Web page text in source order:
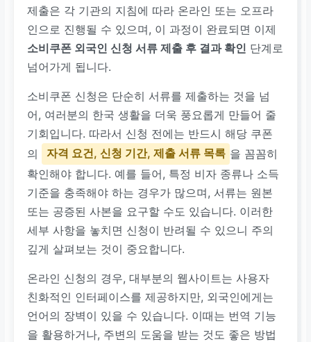
제출은 각 기관의 지침에 따라 온라인 또는 오프라
인으로 진행될 수 있으며, 이 과정이 완료되면 이제
소비쿠폰 외국인 신청 서류 제출 후 결과 확인 단계로
넘어가게 됩니다.
소비쿠폰 신청은 단순히 서류를 제출하는 것을 넘
어, 여러분의 한국 생활을 더욱 풍요롭게 만들어 줄
기회입니다. 따라서 신청 전에는 반드시 해당 쿠폰
의
자격 요건, 신청 기간, 제출 서류 목록 을 꼼꼼히
확인해야 합니다. 예를 들어, 특정 비자 종류나 소득
기준을 충족해야 하는 경우가 많으며, 서류는 원본
또는 공증된 사본을 요구할 수도 있습니다. 이러한
세부 사항을 놓치면 신청이 반려될 수 있으니 주의
깊게 살펴보는 것이 중요합니다.
온라인 신청의 경우, 대부분의 웹사이트는 사용자
친화적인 인터페이스를 제공하지만, 외국인에게는
언어의 장벽이 있을 수 있습니다. 이때는 번역 기능
을 활용하거나, 주변의 도움을 받는 것도 좋은 방법